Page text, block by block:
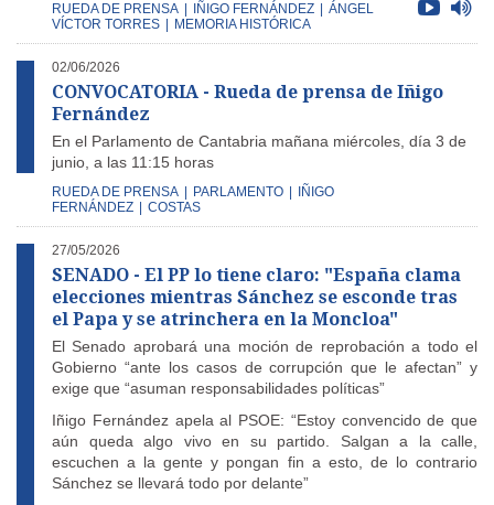
RUEDA DE PRENSA IÑIGO FERNÁNDEZ
ÁNGEL
VÍCTOR TORRES
MEMORIA HISTÓRICA
02/06/2026
CONVOCATORIA - Rueda de prensa de Iñigo
Fernández
En el Parlamento de Cantabria mañana miércoles, día 3 de
junio, a las 11:15 horas
RUEDA DE PRENSA PARLAMENTO
IÑIGO
FERNÁNDEZ
COSTAS
27/05/2026
SENADO - El PP lo tiene claro: "España clama
elecciones mientras Sánchez se esconde tras
el Papa y se atrinchera en la Moncloa"
El Senado aprobará una moción de reprobación a todo el
Gobierno “ante los casos de corrupción que le afectan” y
exige que “asuman responsabilidades políticas”
Iñigo Fernández apela al PSOE: “Estoy convencido de que
aún queda algo vivo en su partido. Salgan a la calle,
escuchen a la gente y pongan fin a esto, de lo contrario
Sánchez se llevará todo por delante”